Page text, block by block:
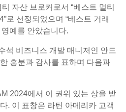
자산 브로커로서 “베스트 멀티
로 선정되었으며 “베스트 거래
예를 안았습니다.
석 비즈니스 개발 매니저인 안드
흥분과 감사를 표하며 다음과
2024에서 이 권위 있는 상을 받
. 이 표창은 라틴 아메리카 고객